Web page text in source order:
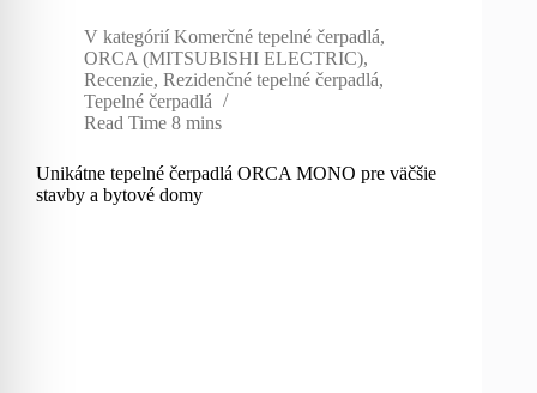
V kategórií Komerčné tepelné čerpadlá,
ORCA (MITSUBISHI ELECTRIC),
Recenzie, Rezidenčné tepelné čerpadlá,
Tepelné čerpadlá
Read Time 8 mins
Unikátne tepelné čerpadlá ORCA MONO pre väčšie
stavby a bytové domy